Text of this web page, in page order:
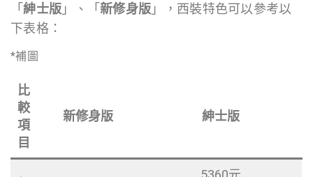
「紳士版 」、「新修身版 」，西裝特色可以參考以
下表格：
*補圖
比
較
項
目
新修身版 紳士版